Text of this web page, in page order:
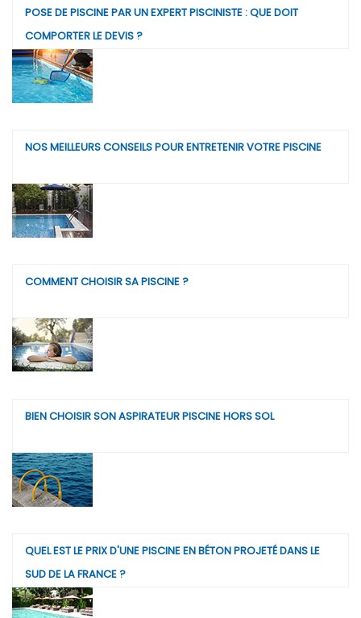
POSE DE PISCINE PAR UN EXPERT PISCINISTE : QUE DOIT
COMPORTER LE DEVIS ?
NOS MEILLEURS CONSEILS POUR ENTRETENIR VOTRE PISCINE
COMMENT CHOISIR SA PISCINE ?
BIEN CHOISIR SON ASPIRATEUR PISCINE HORS SOL
QUEL EST LE PRIX D'UNE PISCINE EN BÉTON PROJETÉ DANS LE
SUD DE LA FRANCE ?